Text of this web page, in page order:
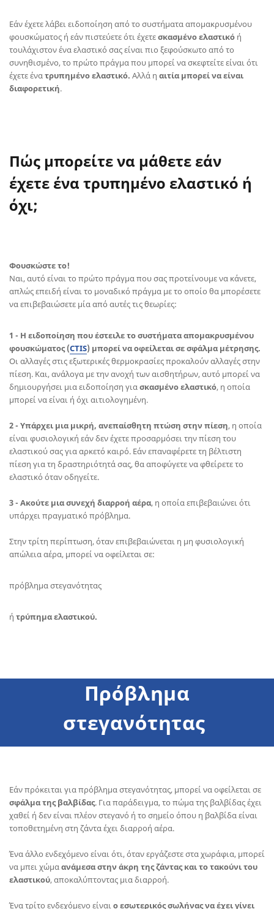
Εάν έχετε λάβει ειδοποίηση από το συστήματα απομακρυσμένου
φουσκώματος ή εάν πιστεύετε ότι έχετεσκασμένο ελαστικό ή
τουλάχιστον ένα ελαστικό σας είναι πιο ξεφούσκωτο από το
συνηθισμένο, το πρώτο πράγμα που μπορεί να σκεφτείτε είναι ότι
έχετε ένατρυπημένο ελαστικό. Αλλά η αιτία μπορεί να είναι
διαφορετική.
Πώς μπορείτε να μάθετε εάν
έχετε ένα τρυπημένο ελαστικό ή
όχι;
Φουσκώστε το!
Ναι, αυτό είναι το πρώτο πράγμα που σας προτείνουμε να κάνετε,
απλώς επειδή είναι το μοναδικό πράγμα με το οποίο θα μπορέσετε
να επιβεβαιώσετε μία από αυτές τις θεωρίες:
1 - Η ειδοποίηση που έστειλε το συστήματα απομακρυσμένου
φουσκώματος(CTIS) μπορεί να οφείλεται σε σφάλμα μέτρησης.
Οι αλλαγές στις εξωτερικές θερμοκρασίες προκαλούν αλλαγές στην
πίεση. Και, ανάλογα με την ανοχή των αισθητήρων, αυτό μπορεί να
δημιουργήσει μια ειδοποίηση γιασκασμένο ελαστικό, η οποία
μπορεί να είναι ή όχι αιτιολογημένη.
2 - Υπάρχει μια μικρή, ανεπαίσθητη πτώση στην πίεση, η οποία
είναι φυσιολογική εάν δεν έχετε προσαρμόσει την πίεση του
ελαστικού σας για αρκετό καιρό. Εάν επαναφέρετε τη βέλτιστη
πίεση για τη δραστηριότητά σας, θα αποφύγετε να φθείρετε το
ελαστικό όταν οδηγείτε.
3 - Ακούτε μια συνεχή διαρροή αέρα, η οποία επιβεβαιώνει ότι
υπάρχει πραγματικό πρόβλημα.
Στην τρίτη περίπτωση, όταν επιβεβαιώνεται η μη φυσιολογική
απώλεια αέρα, μπορεί να οφείλεται σε:
πρόβλημα στεγανότητας
ή τρύπημα ελαστικού.
Πρόβλημα
στεγανότητας
Εάν πρόκειται για πρόβλημα στεγανότητας, μπορεί να οφείλεται σε
σφάλμα της βαλβίδας. Για παράδειγμα, το πώμα της βαλβίδας έχει
χαθεί ή δεν είναι πλέον στεγανό ή το σημείο όπου η βαλβίδα είναι
τοποθετημένη στη ζάντα έχει διαρροή αέρα.
Ένα άλλο ενδεχόμενο είναι ότι, όταν εργάζεστε στα χωράφια, μπορεί
να μπει χώμαανάμεσα στην άκρη της ζάντας και το τακούνι του
ελαστικού, αποκαλύπτοντας μια διαρροή.
Ένα τρίτο ενδεχόμενο είναιο εσωτερικός σωλήνας να έχει γίνει